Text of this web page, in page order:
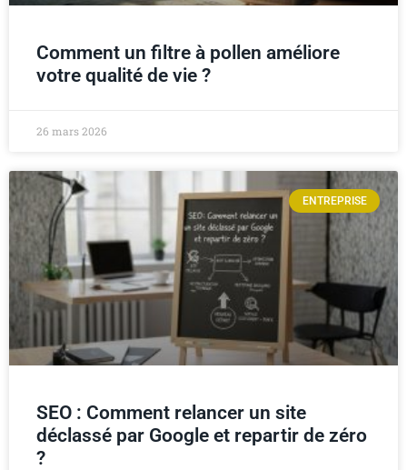
Comment un filtre à pollen améliore
votre qualité de vie ?
26 mars 2026
ENTREPRISE
SEO : Comment relancer un site
déclassé par Google et repartir de zéro
?